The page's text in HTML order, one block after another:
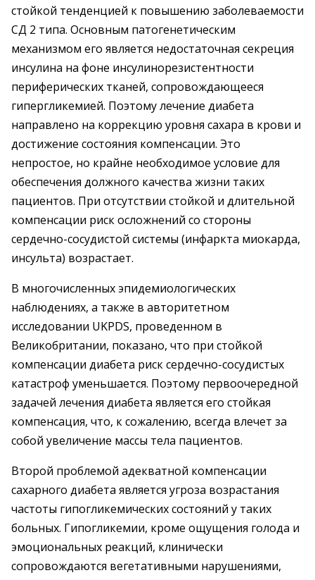
стойкой тенденцией к повышению заболеваемости
СД 2 типа. Основным патогенетическим
механизмом его является недостаточная секреция
инсулина на фоне инсулинорезистентности
периферических тканей, сопровождающееся
гипергликемией. Поэтому лечение диабета
направлено на коррекцию уровня сахара в крови и
достижение состояния компенсации. Это
непростое, но крайне необходимое условие для
обеспечения должного качества жизни таких
пациентов. При отсутствии стойкой и длительной
компенсации риск осложнений со стороны
сердечно-сосудистой системы (инфаркта миокарда,
инсульта) возрастает.
В многочисленных эпидемиологических
наблюдениях, а также в авторитетном
исследовании UKPDS, проведенном в
Великобритании, показано, что при стойкой
компенсации диабета риск сердечно-сосудистых
катастроф уменьшается. Поэтому первоочередной
задачей лечения диабета является его стойкая
компенсация, что, к сожалению, всегда влечет за
собой увеличение массы тела пациентов.
Второй проблемой адекватной компенсации
сахарного диабета является угроза возрастания
частоты гипогликемических состояний у таких
больных. Гипогликемии, кроме ощущения голода и
эмоциональных реакций, клинически
сопровождаются вегетативными нарушениями,